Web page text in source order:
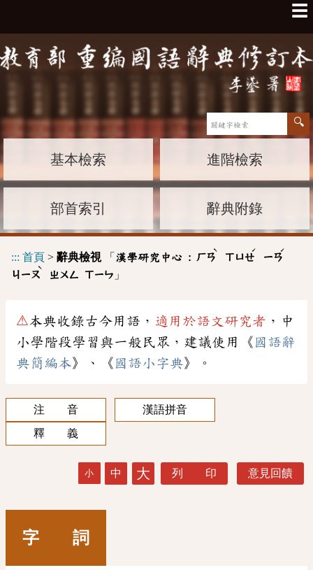
☰
基本檢索 進階檢索
部首索引 辭典附錄
::: 首頁 > 辭典檢視「 漢學研究中心 : ㄏㄢ
ˋ
ㄒㄩㄝ
ˊ
ㄧㄢ
ˊ
ㄐㄧㄡ
ˋ
ㄓㄨㄥ ㄒㄧㄣ 」
⚠本典收錄古今用語， 適用於語文研究者 ，中
小學階段學習與一般民眾，建議使用《 國語辭
典簡編本》、《 國語小字典》。
注 音
漢語拼音
釋 義
小 中 大 列 印 意見回饋
字 詞